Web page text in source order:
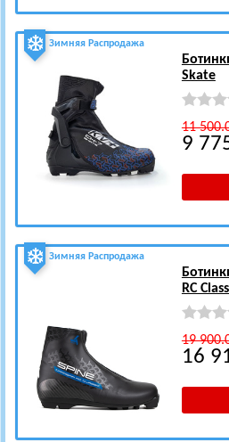
Зимняя Распродажа
Skate
11
9
Зимняя Распродажа
RC
19
16